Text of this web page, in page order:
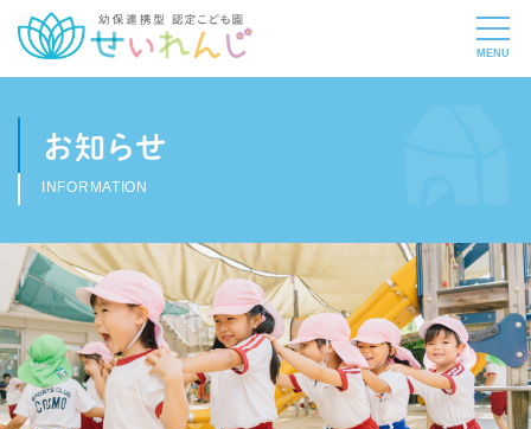
お知らせ
INFORMATION